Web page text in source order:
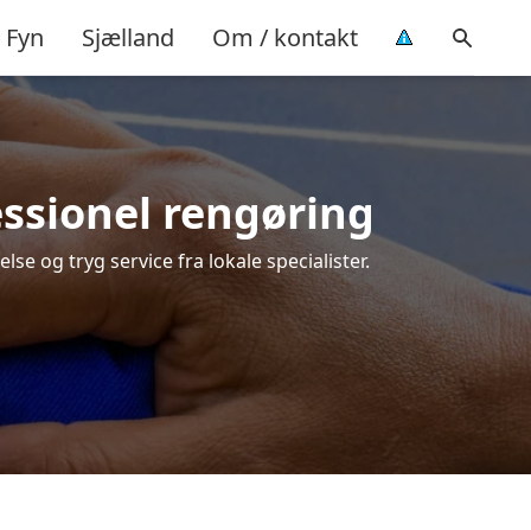
Fyn Sjælland Om / kontakt
rengøring
og tryg service fra lokale specialister.